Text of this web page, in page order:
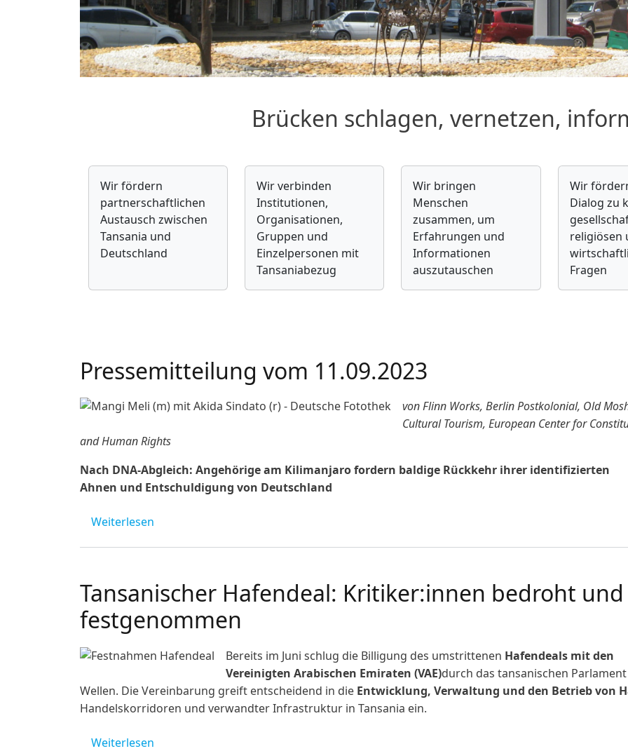
Brücken schlagen, vernetzen,
Wir fördern
partnerschaftlichen
Austausch zwischen
Tansania und
Deutschland
Wir verbinden
Institutionen,
Organisationen,
Gruppen und
Einzelpersonen mit
Tansaniabezug
Wir bringen
Menschen
zusammen, um
Erfahrungen und
Informationen
auszutauschen
Wir
Dialog zu
religiösen
Fragen
Pressemitteilung vom 11.09.2023
von Flinn Works, Berlin Postkolonial, Old
Cultural Tourism, European Center for
and Human Rights
Nach DNA-Abgleich: Angehörige am Kilimanjaro fordern baldige Rückkehr ihrer identifizierten
Ahnen und Entschuldigung von Deutschland
Weiterlesen
Tansanischer Hafendeal: Kritiker:innen bedroht und
festgenommen
Image Bereits im Juni schlug die Billigung des umstrittenen Hafendeals mit den
Vereinigten Arabischen Emiraten (VAE)durch das tansanischen
Wellen. Die Vereinbarung greift entscheidend in die Entwicklung, Verwaltung und den Betrieb von
Handelskorridoren und verwandter Infrastruktur in Tansania ein.
Weiterlesen